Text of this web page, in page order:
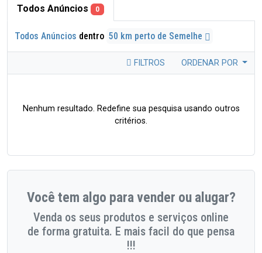
Todos Anúncios 0
Todos Anúncios dentro 50 km perto de Semelhe
FILTROS ORDENAR POR
Nenhum resultado. Redefine sua pesquisa usando outros
critérios.
Você tem algo para vender ou alugar?
Venda os seus produtos e serviços online
de forma gratuita. E mais facil do que pensa
!!!